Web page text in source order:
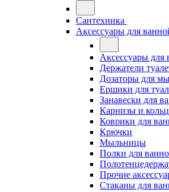
Сантехника
Аксессуары для
Аксессуары для
Держатели
Дозаторы для
Ершики для
Занавески для
Карнизы и
Коврики для
Крючки
Мыльницы
Полки для
Прочие
Стаканы для